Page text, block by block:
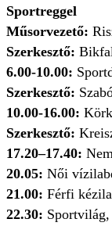
Sportreggel
Műsorvezető:
Szerkesztő:
6.00-10.00:
Szerkesztő:
10.00-16.00:
Szerkesztő:
17.20–17.40:
20.05: Női
21.00: Férfi
22.30: